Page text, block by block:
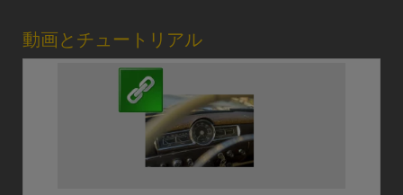
動画とチュートリアル